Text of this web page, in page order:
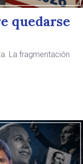
quedarse
La fragmentación